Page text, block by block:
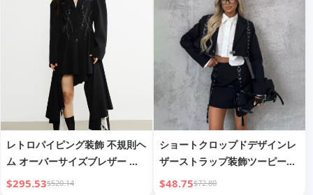
レトロパイピング装飾 不規則ヘ
ム オーバーサイズブレザー ロ
ングコート
$295.53$520.14
ショートクロップドデザインレ
ザーストラップ装飾ツーピース
セット秋新作レディースウェア
$48.75$72.80